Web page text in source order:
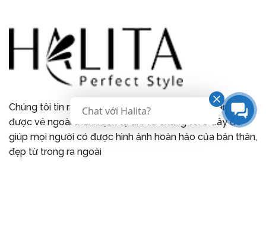
Chúng tôi tin rằng mỗi người phụ nữ đều xứng đáng có
được vẻ ngoài thanh lịch tự tin. Và chúng tôi ở đây để
giúp mọi người có được hình ảnh hoàn hảo của bản thân,
đẹp từ trong ra ngoài
Chat với Halita?